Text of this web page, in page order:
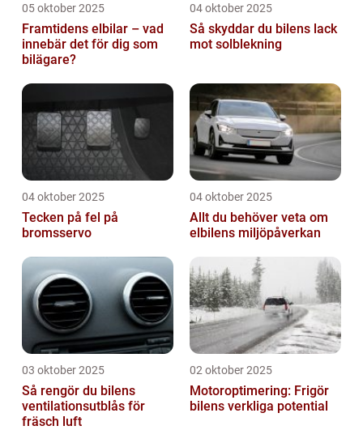
05 oktober 2025
Framtidens elbilar – vad
innebär det för dig som
bilägare?
04 oktober 2025
Så skyddar du bilens lack
mot solblekning
04 oktober 2025
Tecken på fel på
bromsservo
04 oktober 2025
Allt du behöver veta om
elbilens miljöpåverkan
03 oktober 2025
Så rengör du bilens
ventilationsutblås för
fräsch luft
02 oktober 2025
Motoroptimering: Frigör
bilens verkliga potential